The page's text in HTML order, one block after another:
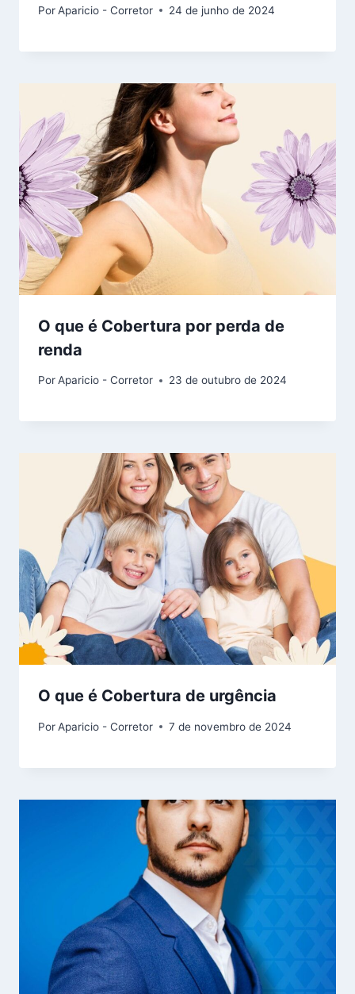
PorAparicio - Corretor 24 de junho de 2024
O que é Cobertura por perda de
renda
PorAparicio - Corretor 23 de outubro de 2024
O que é Cobertura de urgência
PorAparicio - Corretor 7 de novembro de 2024